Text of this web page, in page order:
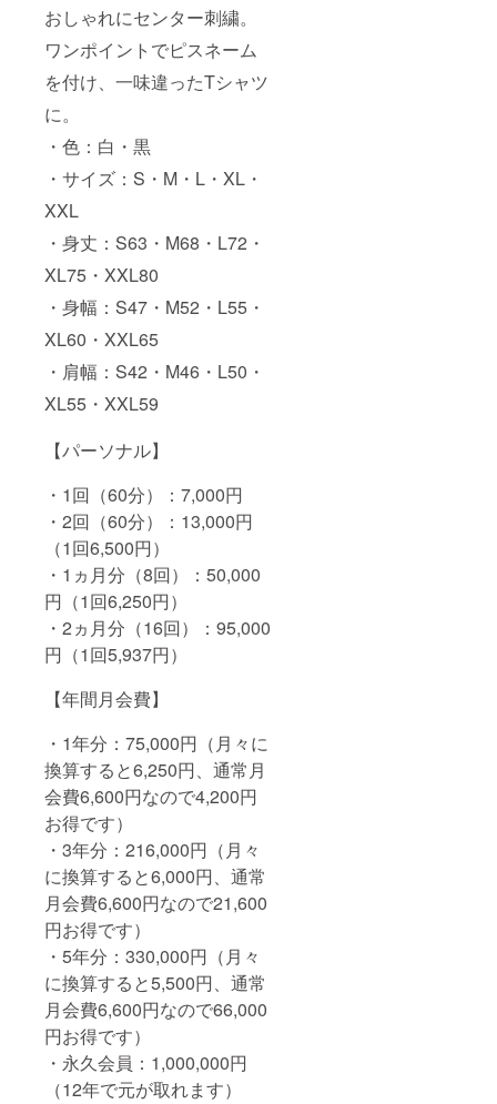
おしゃれにセンター刺繍。
ワンポイントでピスネーム
を付け、一味違ったTシャツ
に。
・色：白・黒
・サイズ：S・M・L・XL・
XXL
・身丈：S63・M68・L72・
XL75・XXL80
・身幅：S47・M52・L55・
XL60・XXL65
・肩幅：S42・M46・L50・
XL55・XXL59
【パーソナル】
・1回（60分）：7,000円
・2回（60分）：13,000円
（1回6,500円）
・1ヵ月分（8回）：50,000
円（1回6,250円）
・2ヵ月分（16回）：95,000
円（1回5,937円）
【年間月会費】
・1年分：75,000円（月々に
換算すると6,250円、通常月
会費6,600円なので4,200円
お得です）
・3年分：216,000円（月々
に換算すると6,000円、通常
月会費6,600円なので21,600
円お得です）
・5年分：330,000円（月々
に換算すると5,500円、通常
月会費6,600円なので66,000
円お得です）
・永久会員：1,000,000円
（12年で元が取れます）